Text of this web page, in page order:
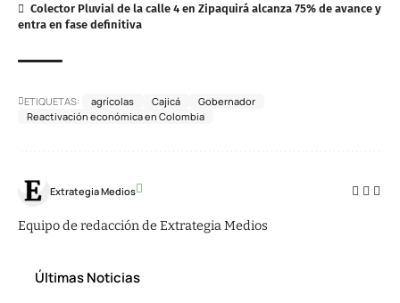
Colector Pluvial de la calle 4 en Zipaquirá alcanza 75% de avance y
entra en fase definitiva
ETIQUETAS: agrícolas Cajicá
Gobernador
Reactivación económica en Colombia
Extrategia Medios
Equipo de redacción de Extrategia Medios
Últimas Noticias